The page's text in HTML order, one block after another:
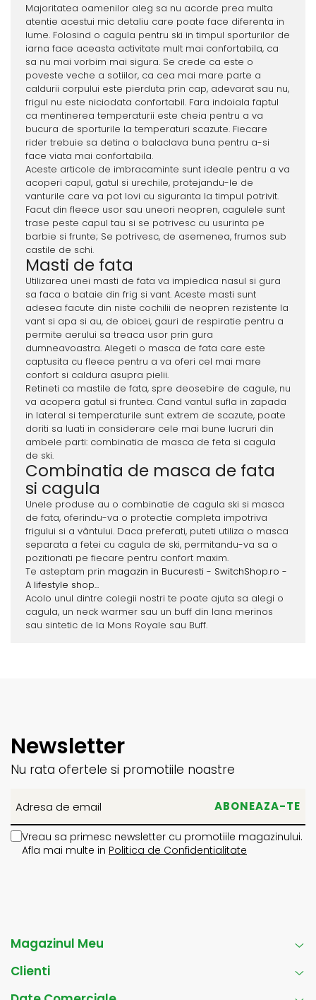
Majoritatea oamenilor aleg sa nu acorde prea multa
atentie acestui mic detaliu care poate face diferenta in
lume. Folosind o cagula pentru ski in timpul sporturilor de
iarna face aceasta activitate mult mai confortabila, ca
sa nu mai vorbim mai sigura. Se crede ca este o
poveste veche a sotiilor, ca cea mai mare parte a
caldurii corpului este pierduta prin cap, adevarat sau nu,
frigul nu este niciodata confortabil. Fara indoiala faptul
ca mentinerea temperaturii este cheia pentru a va
bucura de sporturile la temperaturi scazute. Fiecare
rider trebuie sa detina o balaclava buna pentru a-si
face viata mai confortabila.
Aceste articole de imbracaminte sunt ideale pentru a va
acoperi capul, gatul si urechile, protejandu-le de
vanturile care va pot lovi cu siguranta la timpul potrivit.
Facut din fleece usor sau uneori neopren, cagulele sunt
trase peste capul tau si se potrivesc cu usurinta pe
barbie si frunte; Se potrivesc, de asemenea, frumos sub
castile de schi.
Masti de fata
Utilizarea unei masti de fata va impiedica nasul si gura
sa faca o bataie din frig si vant. Aceste masti sunt
adesea facute din niste cochilii de neopren rezistente la
vant si apa si au, de obicei, gauri de respiratie pentru a
permite aerului sa treaca usor prin gura
dumneavoastra. Alegeti o masca de fata care este
captusita cu fleece pentru a va oferi cel mai mare
confort si caldura asupra pielii.
Retineti ca mastile de fata, spre deosebire de cagule, nu
va acopera gatul si fruntea. Cand vantul sufla in zapada
in lateral si temperaturile sunt extrem de scazute, poate
doriti sa luati in considerare cele mai bune lucruri din
ambele parti: combinatia de masca de feta si cagula
de ski.
Combinatia de masca de fata
si cagula
Unele produse au o combinatie de cagula ski si masca
de fata, oferindu-va o protectie completa impotriva
frigului si a vântului. Daca preferati, puteti utiliza o masca
separata a fetei cu cagula de ski, permitandu-va sa o
pozitionati pe fiecare pentru confort maxim.
Te asteptam prin magazin in Bucuresti - SwitchShop.ro -
A lifestyle shop...
Acolo unul dintre colegii nostri te poate ajuta sa alegi o
cagula, un neck warmer sau un buff din lana merinos
sau sintetic de la Mons Royale sau Buff.
Newsletter
Nu rata ofertele si promotiile noastre
Vreau sa primesc newsletter cu promotiile magazinului.
Afla mai multe in Politica de Confidentialitate
Magazinul Meu
Clienti